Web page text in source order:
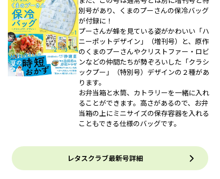
別号があり、くまのプーさんの保冷バッグ
が付録に！
プーさんが蜂を見ている姿がかわいい「ハ
ニーポットデザイン」（増刊号）と、原作
のくまのプーさんやクリストファー・ロビ
ンなどの仲間たちが勢ぞろいした「クラシ
ックプー」（特別号）デザインの２種があ
ります。
お弁当箱と水筒、カトラリーを一緒に入れ
ることができます。高さがあるので、お弁
当箱の上にミニサイズの保存容器を入れる
こともできる仕様のバッグです。
レタスクラブ最新号詳細